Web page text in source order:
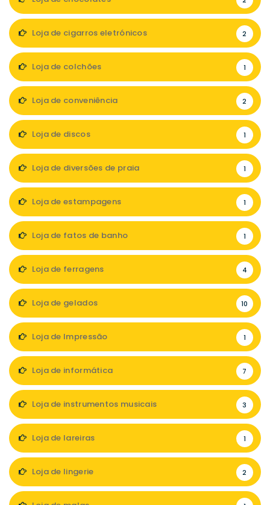
Loja de cigarros eletrónicos 2
Loja de colchões 1
Loja de conveniência 2
Loja de discos 1
Loja de diversões de praia 1
Loja de estampagens 1
Loja de fatos de banho 1
Loja de ferragens 4
Loja de gelados 10
Loja de Impressão 1
Loja de informática 7
Loja de instrumentos musicais 3
Loja de lareiras 1
Loja de lingerie 2